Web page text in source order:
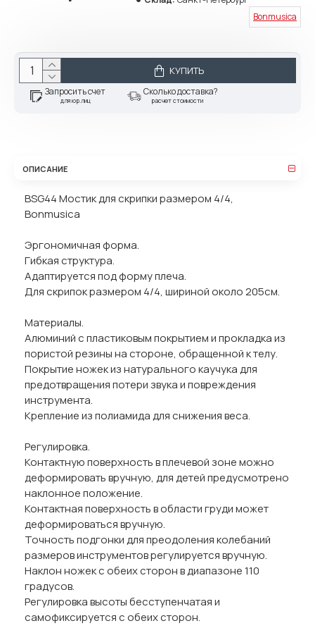
Bonmusica
КУПИТЬ
Запросить счет
для юр.лиц
Сколько доставка?
расчет стоимости
ОПИСАНИЕ
BSG44 Мостик для скрипки размером 4/4,
Bonmusica
Эргономичная форма.
Гибкая структура.
Адаптируется под форму плеча.
Для скрипок размером 4/4, шириной около 205см.
Материалы.
Алюминий с пластиковым покрытием и прокладка из
пористой резины на стороне, обращенной к телу.
Покрытие ножек из натурального каучука для
предотвращения потери звука и повреждения
инструмента.
Крепление из полиамида для снижения веса.
Регулировка.
Контактную поверхность в плечевой зоне можно
деформировать вручную, для детей предусмотрено
наклонное положение.
Контактная поверхность в области груди может
деформироваться вручную.
Точность подгонки для преодоления колебаний
размеров инструментов регулируется вручную.
Наклон ножек с обеих сторон в диапазоне 110
градусов.
Регулировка высоты бесступенчатая и
самофиксируется с обеих сторон.